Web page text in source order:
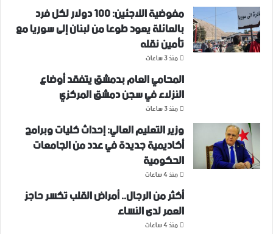
مفوضية اللاجئين: 100 دولار لكل فرد
بالعائلة يعود طوعا من لبنان إلى سوريا مع
تأمين نقله
منذ 3 ساعات
المحامي العام بدمشق يتفقد أوضاع
النزلاء في سجن دمشق المركزي
منذ 3 ساعات
وزير التعليم العالي: إحداث كليات وبرامج
أكاديمية جديدة في عدد من الجامعات
الحكومية
منذ 4 ساعات
أكثر من الرجال.. أمراض القلب تكسر حاجز
العمر لدى النساء
منذ 4 ساعات